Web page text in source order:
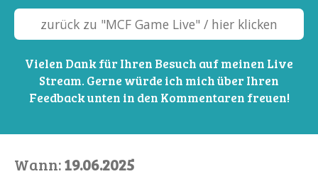
zurück zu "MCF Game Live" / hier klicken
Vielen Dank für Ihren Besuch auf meinen Live
Stream. Gerne würde ich mich über Ihren
Feedback unten in den Kommentaren freuen!
Wann:19.06.2025